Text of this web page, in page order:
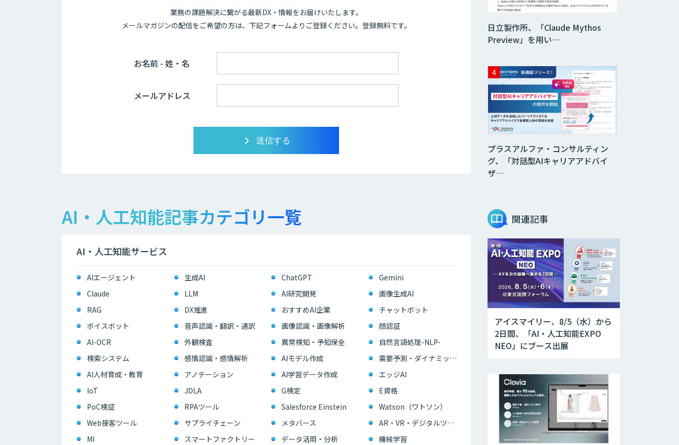
業務の課題解決に繋がる最新DX・情報をお届けいたします。
メールマガジンの配信をご希望の方は、下記フォームよりご登録ください。登録無料です。
お名前 - 姓・名
メールアドレス
AI・人工知能記事カテゴリ一覧
AI・人工知能サービス
AIエージェント 生成AI ChatGPT
Gemini
Claude
LLM AI研究開発
画像生成AI
RAG
DX推進 おすすめAI企業
チャットボット
ボイスボット
音声認識・翻訳・通訳 画像認識・画像解析
顔認証
AI-OCR
外観検査 異常検知・予知保全
自然言語処理-NLP-
検索システム
感情認識・感情解析 AIモデル作成
需要予測・ダイナミックプライシング
AI人材育成・教育
アノテーション AI学習データ作成
エッジAI
IoT
JDLA G検定
E資格
PoC検証
RPAツール Salesforce Einstein
Watson（ワトソン）
Web接客ツール
サプライチェーン メタバース
AR・VR・デジタルツイン
MI
スマートファクトリー データ活用・分析
機械学習
日立製作所、「Claude Mythos
Preview」を用い…
プラスアルファ・コンサルティン
グ、「対話型AIキャリアアドバイ
ザ…
関連記事
アイスマイリー、8/5（水）から
2日間、「AI・人工知能EXPO
NEO」にブース出展